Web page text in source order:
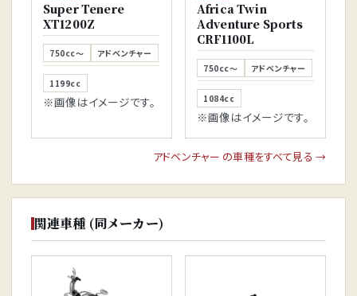
Super Tenere
XT1200Z
750cc～ アドベンチャー
1199cc
※画像はイメージです。
Africa Twin
Adventure Sports
CRF1100L
750cc～ アドベンチャー
1084cc
※画像はイメージです。
アドベンチャー の車種をすべて見る →
関連車種 (同メーカー)